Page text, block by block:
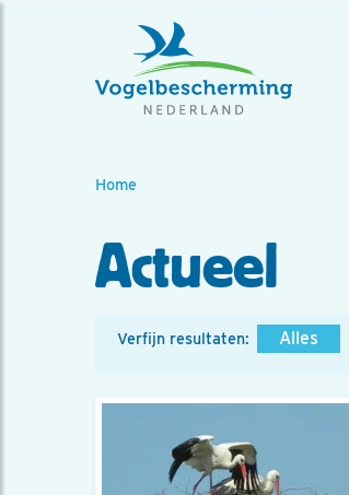
Home
Actueel
Verfijn resultaten: Alles